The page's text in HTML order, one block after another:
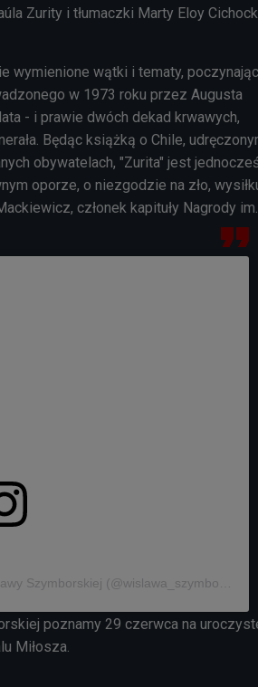
Zurity i tłumaczki Marty Eloy
wymienione wątki i tematy,
w 1973 roku przez Augusta
- i prawie dwóch dekad krwawych,
Będąc książką o Chile,
obywatelach, "Zurita" jest
oporze, o niezgodzie na zło,
członek kapituły Nagrody im.
poznamy 29 czerwca na
Miłosza.